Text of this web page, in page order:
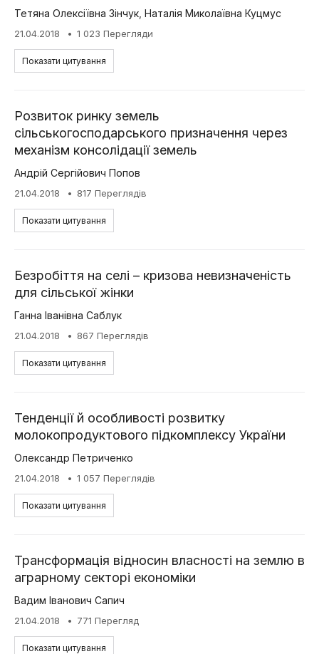
Тетяна Олексіївна Зінчук Наталія Миколаївна Куцмус
21.04.2018 1 023 Перегляди
Показати цитування
Розвиток ринку земель
сільськогосподарського призначення через
механізм консолідації земель
Андрій Сергійович Попов
21.04.2018 817 Переглядів
Показати цитування
Безробіття на селі – кризова невизначеність
для сільської жінки
Ганна Іванівна Саблук
21.04.2018 867 Переглядів
Показати цитування
Тенденції й особливості розвитку
молокопродуктового підкомплексу України
Олександр Петриченко
21.04.2018 1 057 Переглядів
Показати цитування
Трансформація відносин власності на землю в
аграрному секторі економіки
Вадим Іванович Сапич
21.04.2018 771 Перегляд
Показати цитування